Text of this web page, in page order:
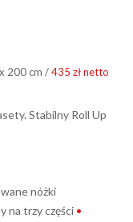
200 cm /435 zł netto
Stabilny Roll Up
nóżki
na trzy części •